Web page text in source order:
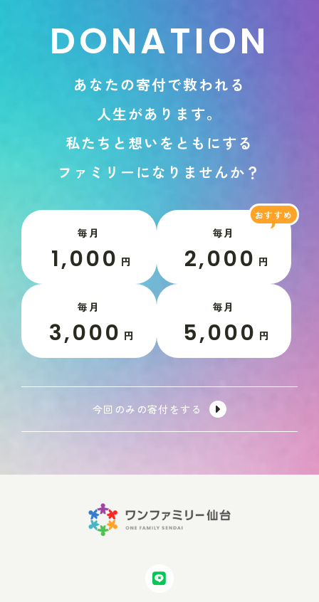
DONATION
あ な たの寄付で救われ る
人生があ り ま す。
私た ち と 想い を と も にする
フ ァ ミ リ ーに な り ま せんか ？
毎月
1,000 円
毎月
2,000 円
毎月
3,000 円
毎月
5,000 円
今回のみの寄付をする